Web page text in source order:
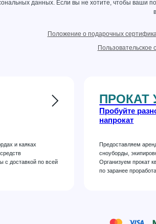
данных. Если вы не хотите, чтобы ваши
Положение о подарочных
Пользовательское
и каяках
с доставкой по всей
ПРОКАТ
Пробуйте
напрокат
Предоставляем
сноуборды,
Организуем прокат
по заранее